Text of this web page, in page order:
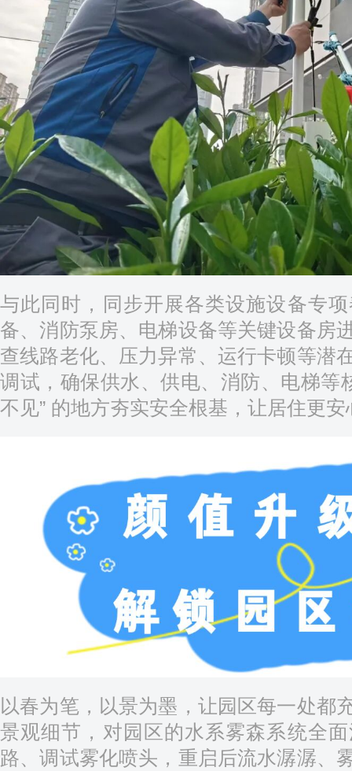
与此同时，同步开展各类设施设备专
备、消防泵房、电梯设备等关键设备房
查线路老化、压力异常、运行卡顿等潜
调试，确保供水、供电、消防、电梯等
不见” 的地方夯实安全根基，让居住更
以春为笔，以景为墨，让园区每一处都
景观细节，对园区的水系雾森系统全
路、调试雾化喷头，重启后流水潺潺、